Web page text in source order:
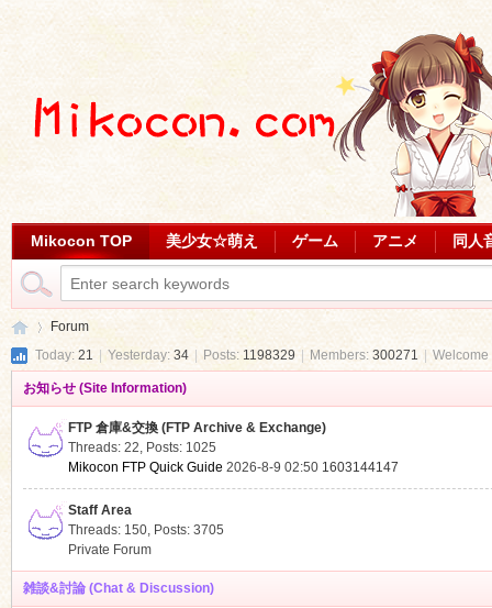
Mikocon TOP 美少女☆萌え ゲーム アニメ 同人
Forum
Today: 21 Yesterday: 34 Posts: 1198329 Members: 300271
お知らせ (Site Information)
FTP 倉庫&交換 (FTP Archive & Exchange)
Threads: 22, Posts: 1025
Mikocon FTP Quick Guide 2026-8-9 02:50 1603144147
Staff Area
Threads: 150, Posts: 3705
Private Forum
雑談&討論 (Chat & Discussion)